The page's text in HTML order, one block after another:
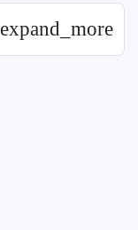
expand_more